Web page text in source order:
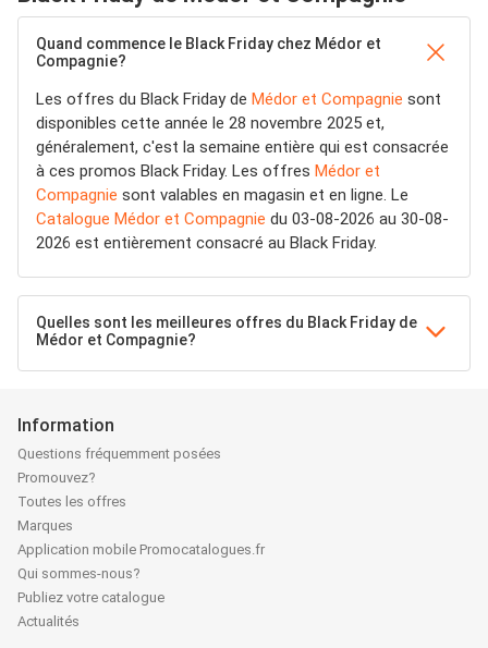
Quand commence le Black Friday chez Médor et
Compagnie?
Les offres du Black Friday de Médor et Compagnie sont
disponibles cette année le 28 novembre 2025 et,
généralement, c'est la semaine entière qui est consacrée
à ces promos Black Friday. Les offres Médor et
Compagnie sont valables en magasin et en ligne. Le
Catalogue Médor et Compagnie du 03-08-2026 au 30-08-
2026 est entièrement consacré au Black Friday.
Quelles sont les meilleures offres du Black Friday de
Médor et Compagnie?
Information
Questions fréquemment posées
Promouvez?
Toutes les offres
Marques
Application mobile Promocatalogues.fr
Qui sommes-nous?
Publiez votre catalogue
Actualités